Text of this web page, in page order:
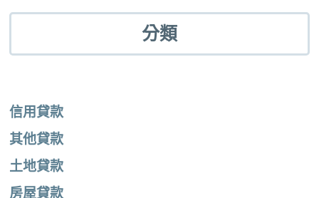
分類
信用貸款
其他貸款
土地貸款
房屋貸款